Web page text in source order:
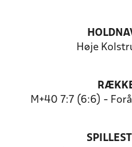
Høje
M+40 7:7 (6:6) -